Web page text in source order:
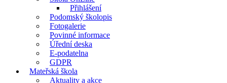
Přihlášení
Podomský školopis
Fotogalerie
Povinné informace
Úřední deska
E-podatelna
GDPR
Mateřská škola
Aktuality a akce